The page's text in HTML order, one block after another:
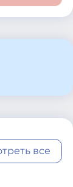
все